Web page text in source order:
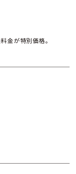
金が特別価格。